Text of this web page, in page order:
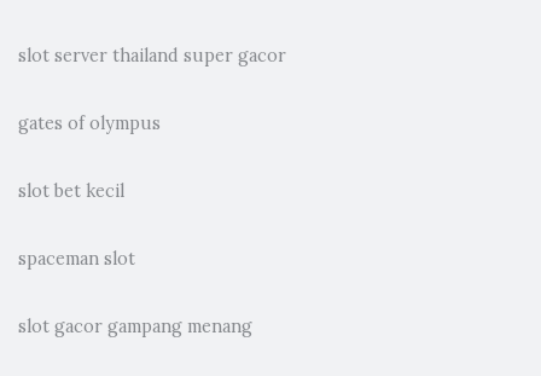
slot server thailand super gacor
gates of olympus
slot bet kecil
spaceman slot
slot gacor gampang menang